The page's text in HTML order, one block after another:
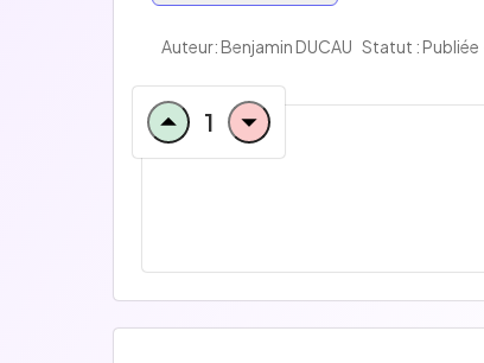
Auteur: Benjamin DUCAU Statut : Publiée
1